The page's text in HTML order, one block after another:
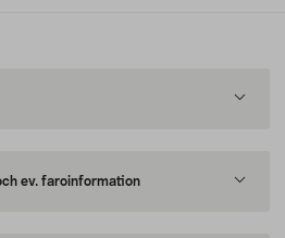
ev. faroinformation